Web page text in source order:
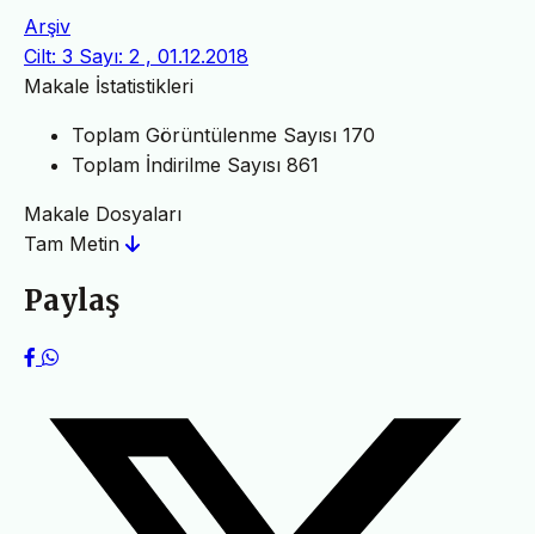
Arşiv
Cilt: 3 Sayı: 2 , 01.12.2018
Makale İstatistikleri
Toplam Görüntülenme Sayısı 170
Toplam İndirilme Sayısı 861
Makale Dosyaları
Tam Metin
Paylaş